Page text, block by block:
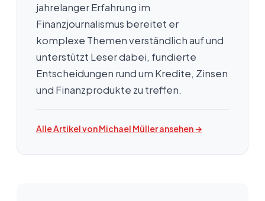
jahrelanger Erfahrung im
Finanzjournalismus bereitet er
komplexe Themen verständlich auf und
unterstützt Leser dabei, fundierte
Entscheidungen rund um Kredite, Zinsen
und Finanzprodukte zu treffen.
Alle Artikel von Michael Müller ansehen →